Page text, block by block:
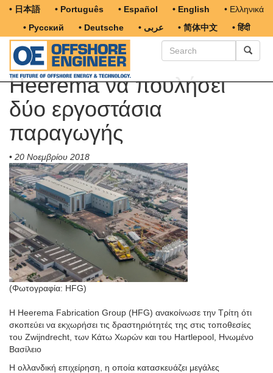
• 日本語 • Português • Español • English
• Ελληνικά
• Русский
• Deutsche • عربى • 简体中文 • हिंदी
Heerema να πουλήσει
δύο εργοστάσια
παραγωγής
• 20 Νοεμβρίου 2018
(Φωτογραφία: HFG)
Η Heerema Fabrication Group (HFG) ανακοίνωσε την Τρίτη ότι
σκοπεύει να εκχωρήσει τις δραστηριότητές της στις τοποθεσίες
του Zwijndrecht, των Κάτω Χωρών και του Hartlepool, Ηνωμένο
Βασίλειο
Η ολλανδική επιχείρηση, η οποία κατασκευάζει μεγάλες